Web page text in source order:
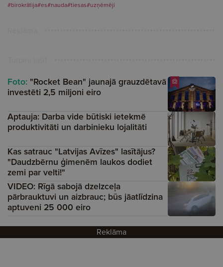
#birokrātija#es#nauda#tiesas#uzņēmēji
Foto: "Rocket Bean" jaunajā grauzdētavā
investēti 2,5 miljoni eiro
Aptauja: Darba vide būtiski ietekmē
produktivitāti un darbinieku lojalitāti
Kas satrauc "Latvijas Avīzes" lasītājus?
"Daudzbērnu ģimenēm laukos dodiet
zemi par velti!"
VIDEO: Rīgā sabojā dzelzceļa
pārbrauktuvi un aizbrauc; būs jāatlīdzina
aptuveni 25 000 eiro
Reklāma